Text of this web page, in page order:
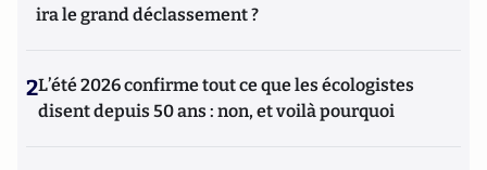
ira le grand déclassement ?
2L’été 2026 confirme tout ce que les écologistes
disent depuis 50 ans : non, et voilà pourquoi